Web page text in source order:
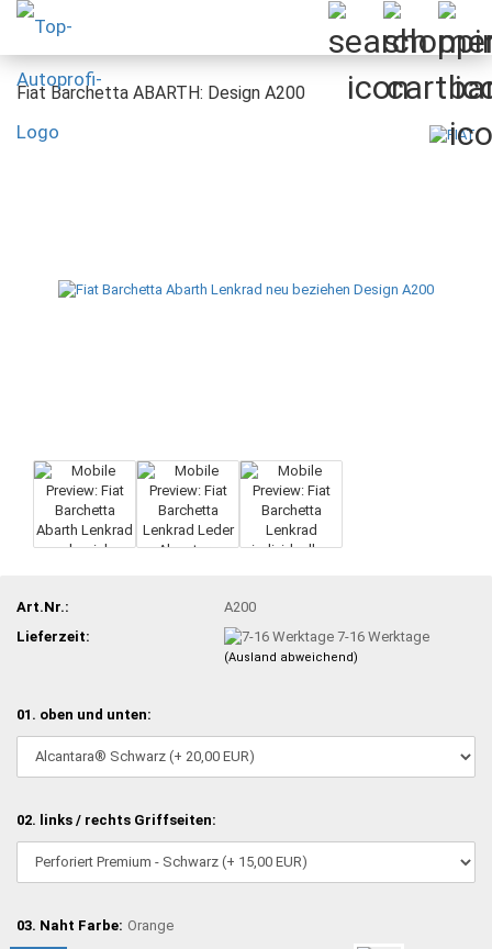
Fiat Barchetta ABARTH: Design A200
Art.Nr.:
A200
Lieferzeit:
7-16 Werktage
(Ausland abweichend)
01. oben und unten:
02. links / rechts Griffseiten:
03. Naht Farbe: Orange